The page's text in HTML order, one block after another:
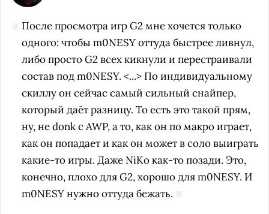
После просмотра игр G2 мне хочется только
одного: чтобы m0NESY оттуда быстрее ливнул,
либо просто G2 всех кикнули и перестраивали
состав под m0NESY. <...> По индивидуальному
скиллу он сейчас самый сильный снайпер,
который даёт разницу. То есть это такой прям,
ну, не donk с AWP, а то, как он по макро играет,
как он попадает и как он может в соло выиграть
какие-то игры. Даже NiKo как-то позади. Это,
конечно, плохо для G2, хорошо для m0NESY. И
m0NESY нужно оттуда бежать.